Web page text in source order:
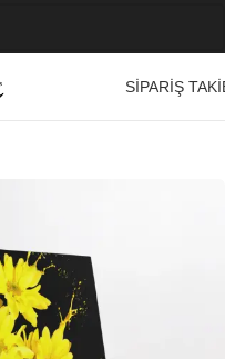
SIPARIŞ